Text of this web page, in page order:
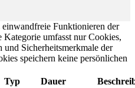
Funktionieren der
umfasst nur Cookies,
Sicherheitsmerkmale der
speichern keine persönlichen
Typ Dauer